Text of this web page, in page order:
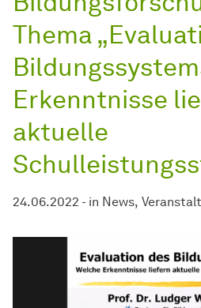
Thema
Erkenntnisse
aktuelle
24.06.2022 - in News